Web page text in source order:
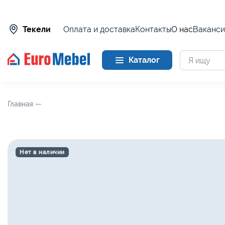
Текели Оплата и доставкаКонтактыО нас
Каталог
Главная —
Нет в наличии